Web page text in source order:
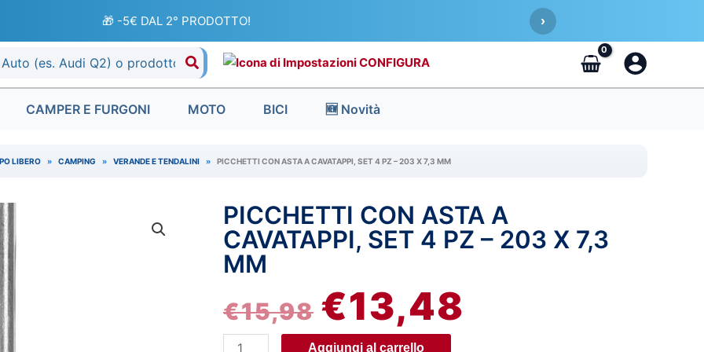
🎁 -5€ DAL 2° PRODOTTO! ›
CONFIGURA
CAMPER E FURGONI MOTO BICI 🆕 Novità
LIBERO » CAMPING » VERANDE E TENDALINI » PICCHETTI CON ASTA A CAVATAPPI, SET 4 PZ – 203 X 7,3 MM
PICCHETTI CON ASTA A
CAVATAPPI, SET 4 PZ – 203 X 7,3
MM
€15,98
IL
PREZZO
ORIGINALE
ERA:
€13,48
IL
PREZZO
Picchetti
con
asta
a
set
4
Aggiungi al carrello